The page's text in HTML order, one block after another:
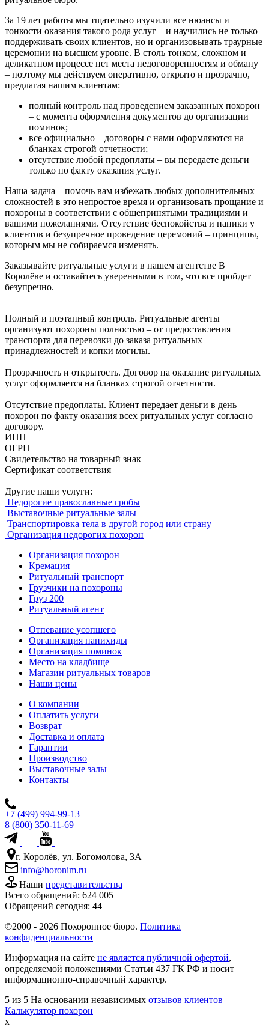
За 19 лет работы мы тщательно изучили все нюансы и
тонкости оказания такого рода услуг – и научились не только
поддерживать своих клиентов, но и организовывать траурные
церемонии на высшем уровне. В столь тонком, сложном и
деликатном процессе нет места недоговоренностям и обману
– поэтому мы действуем оперативно, открыто и прозрачно,
предлагая нашим клиентам:
полный контроль над проведением заказанных похорон
– с момента оформления документов до организации
поминок;
все официально – договоры с нами оформляются на
бланках строгой отчетности;
отсутствие любой предоплаты – вы передаете деньги
только по факту оказания услуг.
Наша задача – помочь вам избежать любых дополнительных
сложностей в это непростое время и организовать прощание и
похороны в соответствии с общепринятыми традициями и
вашими пожеланиями. Отсутствие беспокойства и паники у
клиентов и безупречное проведение церемоний – принципы,
которым мы не собираемся изменять.
Заказывайте ритуальные услуги в нашем агентстве В
Королёве и оставайтесь уверенными в том, что все пройдет
безупречно.
Полный и поэтапный контроль. Ритуальные агенты
организуют похороны полностью – от предоставления
транспорта для перевозки до заказа ритуальных
принадлежностей и копки могилы.
Прозрачность и открытость. Договор на оказание ритуальных
услуг оформляется на бланках строгой отчетности.
Отсутствие предоплаты. Клиент передает деньги в день
похорон по факту оказания всех ритуальных услуг согласно
договору.
ИНН
ОГРН
Свидетельство на товарный знак
Сертификат соответствия
Другие наши услуги:
Недорогие православные гробы
Выставочные ритуальные залы
Транспортировка тела в другой город или страну
Организация недорогих похорон
Организация похорон
Кремация
Ритуальный транспорт
Грузчики на похороны
Груз 200
Ритуальный агент
Отпевание усопшего
Организация панихиды
Организация поминок
Место на кладбище
Магазин ритуальных товаров
Наши цены
О компании
Оплатить услуги
Возврат
Доставка и оплата
Гарантии
Производство
Выставочные залы
Контакты
+7 (499) 994-99-13
8 (800) 350-11-69
г. Королёв, ул. Богомолова, 3А
info@horonim.ru
Наши представительства
Всего обращений: 624 005
Обращений сегодня: 44
©2000 - 2026 Похоронное бюро. Политика
конфиденциальности
Информация на сайте не является публичной офертой,
определяемой положениями Статьи 437 ГК РФ и носит
информационно-справочный характер.
5 из 5 На основании независимых отзывов клиентов
Калькулятор похорон
x